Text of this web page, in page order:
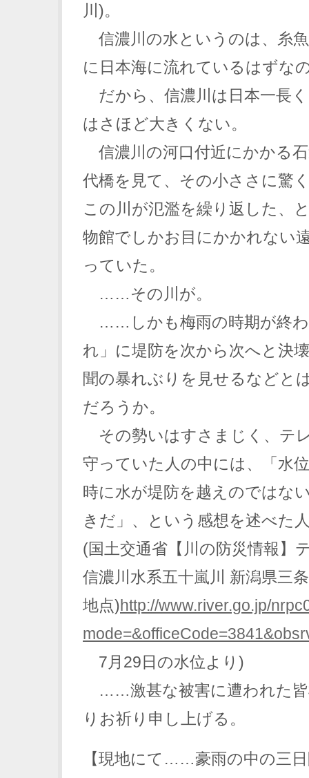
川)。
信濃川の水というのは、糸
に日本海に流れているはずな
だから、信濃川は日本一長
はさほど大きくない。
信濃川の河口付近にかかる
代橋を見て、その小ささに驚
この川が氾濫を繰り返した、
物館でしかお目にかかれない
っていた。
……その川が。
……しかも梅雨の時期が終わ
れ」に堤防を次から次へと決
聞の暴れぶりを見せるなどと
だろうか。
その勢いはすさまじく、テ
守っていた人の中には、「水
時に水が堤防を越えのではな
きだ」、という感想を述べた
(国土交通省【川の防災情報
信濃川水系五十嵐川 新潟県三
地点)http://www.river.go.jp/
7月29日の水位より)
……激甚な被害に遭われた皆
りお祈り申し上げる。
【現地にて……豪雨の中の三